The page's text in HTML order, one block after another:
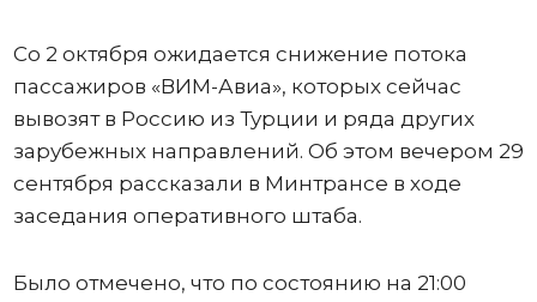
Со 2 октября ожидается снижение потока
пассажиров «ВИМ-Авиа», которых сейчас
вывозят в Россию из Турции и ряда других
зарубежных направлений. Об этом вечером 29
сентября рассказали в Минтрансе в ходе
заседания оперативного штаба.
Было отмечено, что по состоянию на 21:00